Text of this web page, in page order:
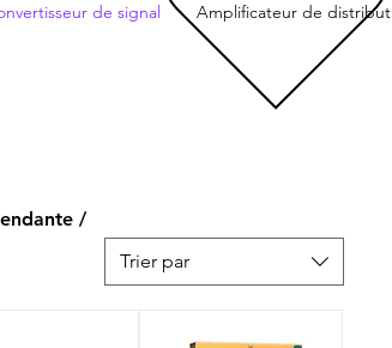
de signal Amplificateur de
Trier par
/